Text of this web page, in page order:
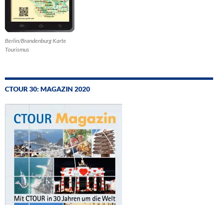
Berlin/Brandenburg Karte
Tourismus
CTOUR 30: MAGAZIN 2020